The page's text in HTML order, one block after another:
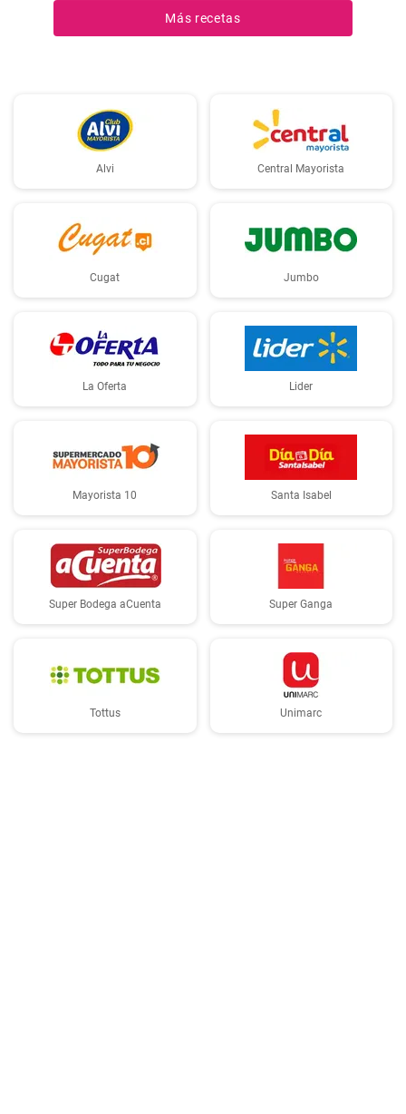
Más recetas
Alvi Central Mayorista
Cugat Jumbo
La Oferta Lider
Mayorista 10 Santa Isabel
Super Bodega aCuenta Super Ganga
Tottus Unimarc